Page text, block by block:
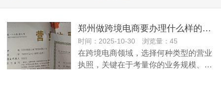
郑州做跨境电商要办理什么样的营业执照
时间：2025-10-30 浏览量：45
在跨境电商领域，选择何种类型的营业
执照，关键在于考量你的业务规模、…